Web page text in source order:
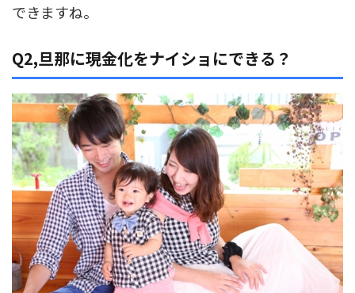
できますね。
Q2,旦那に現金化をナイショにできる？